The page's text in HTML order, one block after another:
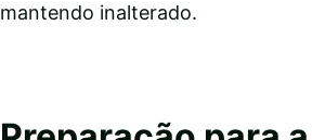
mantendo inalterado.